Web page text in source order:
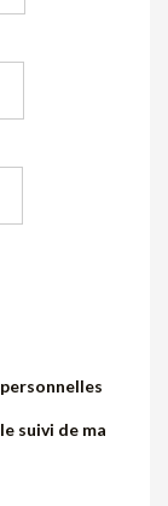
suivi de ma